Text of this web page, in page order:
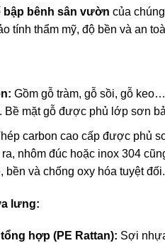
bập bênh sân vườn của
tính thẩm mỹ, độ bền và an
Gồm gỗ tràm, gỗ sồi, gỗ
Bề mặt gỗ được phủ lớp sơn
carbon cao cấp được phủ
nhôm đúc hoặc inox 304
bền và chống oxy hóa tuyệt đối.
lưng:
hợp (PE Rattan): Sợi